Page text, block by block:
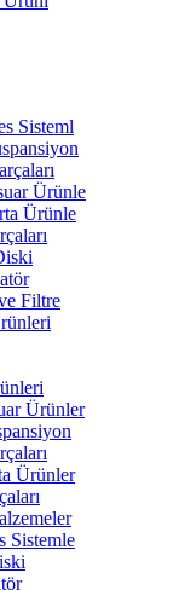
Sisteml
Ürünle
Ürünle
Filtre
Ürünler
Ürünler
Sistemle